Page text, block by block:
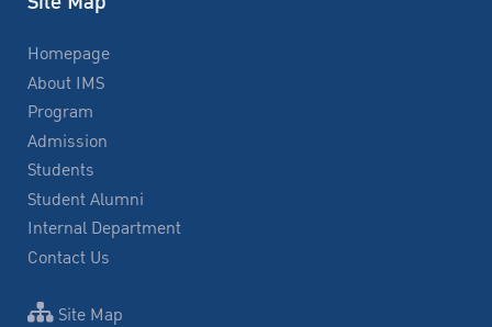
Homepage
About IMS
Program
Admission
Students
Student Alumni
Internal Department
Contact Us
Site Map